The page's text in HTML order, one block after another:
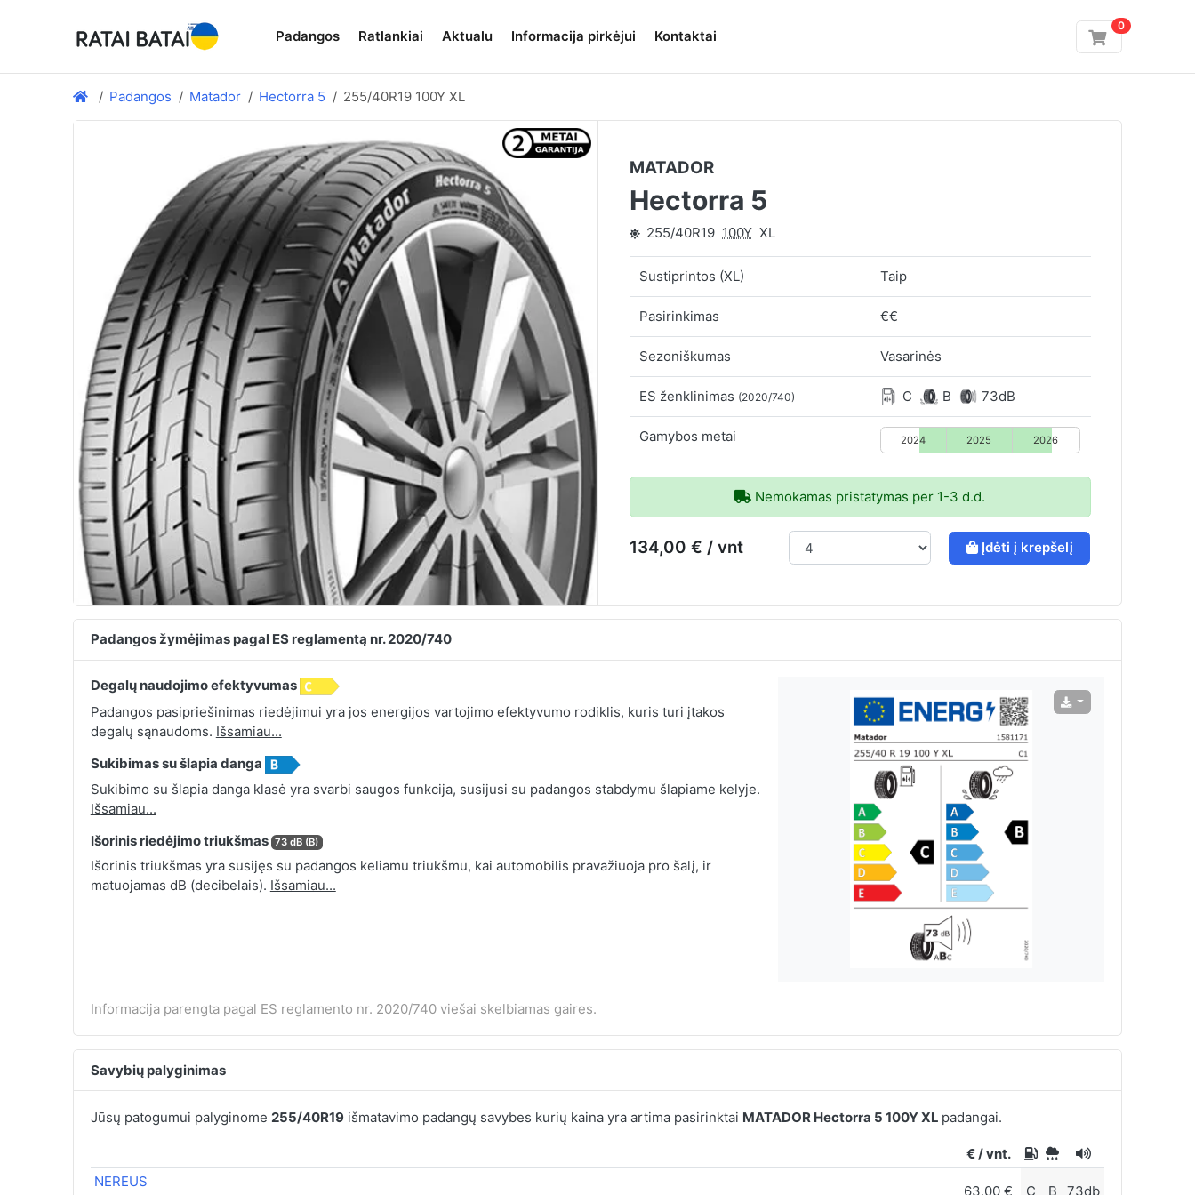
Padangos Ratlankiai Aktualu Informacija pirkėjui Kontaktai
0
Padangos Matador Hectorra 5 255/40R19 100Y XL
MATADOR
Hectorra 5
255/40R19 100Y XL
Sustiprintos (XL) Taip
Pasirinkimas €€
Sezoniškumas Vasarinės
ES ženklinimas (2020/740) C B 73dB
Gamybos metai 2024 2025 2026
Nemokamas pristatymas per 1-3 d.d.
134,00 € / vnt Įdėti į krepšelį
Padangos žymėjimas pagal ES reglamentą nr. 2020/740
Degalų naudojimo efektyvumas
Padangos pasipriešinimas riedėjimui yra jos energijos vartojimo efektyvumo rodiklis, kuris turi įtakos
degalų sąnaudoms. Išsamiau...
Sukibimas su šlapia danga
Sukibimo su šlapia danga klasė yra svarbi saugos funkcija, susijusi su padangos stabdymu šlapiame kelyje.
Išsamiau...
Išorinis riedėjimo triukšmas 73 dB (B)
Išorinis triukšmas yra susijęs su padangos keliamu triukšmu, kai automobilis pravažiuoja pro šalį, ir
matuojamas dB (decibelais). Išsamiau...
Informacija parengta pagal ES reglamento nr. 2020/740 viešai skelbiamas gaires.
Savybių palyginimas
Jūsų patogumui palyginome 255/40R19išmatavimo padangų savybes kurių kaina yra artima pasirinktai MATADOR Hectorra 5 100Y XL padangai.
€ / vnt.
NEREUS
63,00 € C B 73db